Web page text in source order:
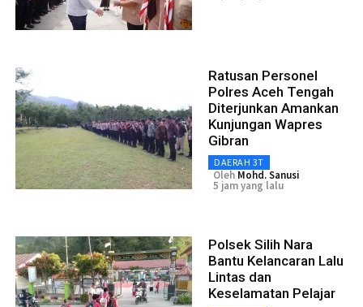
Ratusan Personel
Polres Aceh Tengah
Diterjunkan Amankan
Kunjungan Wapres
Gibran
DAERAH 3T
Oleh Mohd. Sanusi
5 jam yang lalu
Polsek Silih Nara
Bantu Kelancaran Lalu
Lintas dan
Keselamatan Pelajar